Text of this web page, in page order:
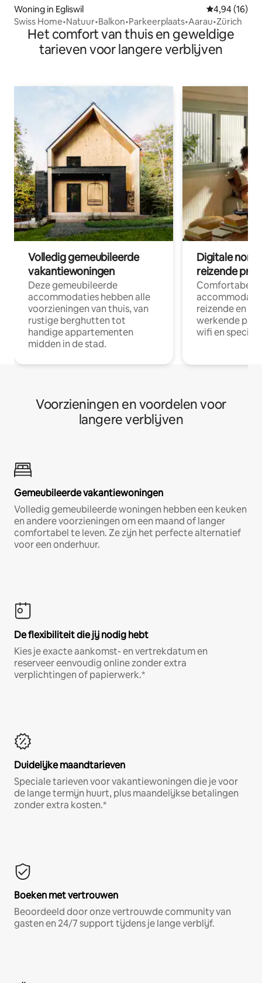
Woning in Egliswil Gemiddelde
4,94 (16)
Swiss Home•Natuur•Balkon•Parkeerplaats•Aarau•Zürich
Het comfort van thuis en geweldige
tarieven voor langere verblijven
Volledig gemeubileerde
vakantiewoningen
Deze gemeubileerde
accommodaties hebben alle
voorzieningen van thuis, van
rustige berghutten tot
handige appartementen
midden in de stad.
Digitale
reizende
Comfortabele
reizende en
werkende
wifi en
Voorzieningen en voordelen voor
langere verblijven
Gemeubileerde vakantiewoningen
Volledig gemeubileerde woningen hebben een keuken
en andere voorzieningen om een maand of langer
comfortabel te leven. Ze zijn het perfecte alternatief
voor een onderhuur.
De flexibiliteit die jij nodig hebt
Kies je exacte aankomst- en vertrekdatum en
reserveer eenvoudig online zonder extra
verplichtingen of papierwerk.*
Duidelijke maandtarieven
Speciale tarieven voor vakantiewoningen die je voor
de lange termijn huurt, plus maandelijkse betalingen
zonder extra kosten.*
Boeken met vertrouwen
Beoordeeld door onze vertrouwde community van
gasten en 24/7 support tijdens je lange verblijf.